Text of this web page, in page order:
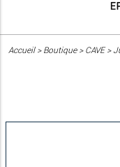
Accueil>Boutique>CAVE>